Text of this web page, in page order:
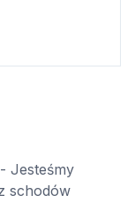
Jesteśmy
schodów